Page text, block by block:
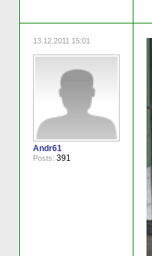
13.12.2011 15:01
Andr61
Posts: 391